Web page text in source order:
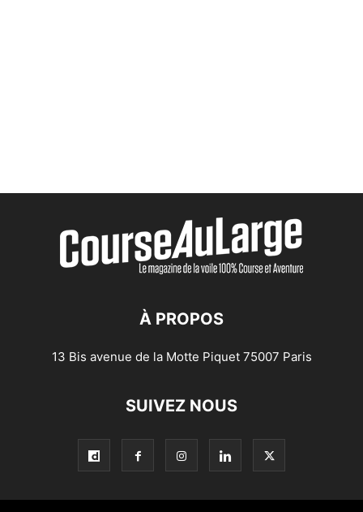
À PROPOS
13 Bis avenue de la Motte Piquet 75007 Paris
SUIVEZ NOUS